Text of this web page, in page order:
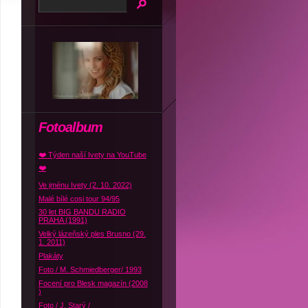
Fotoalbum
❤️ Týden naší Ivety na YouTube
❤️
Ve jménu Ivety (2. 10. 2022)
Malé bílé cosi tour 94/95
30 let BIG BANDU RADIO
PRAHA (1991)
Velký lázeňský ples Brusno (29.
1. 2011)
Plakáty
Foto / M. Schmiedberger/ 1993
Focení pro Blesk magazín (2008
)
Foto / J. Starý /